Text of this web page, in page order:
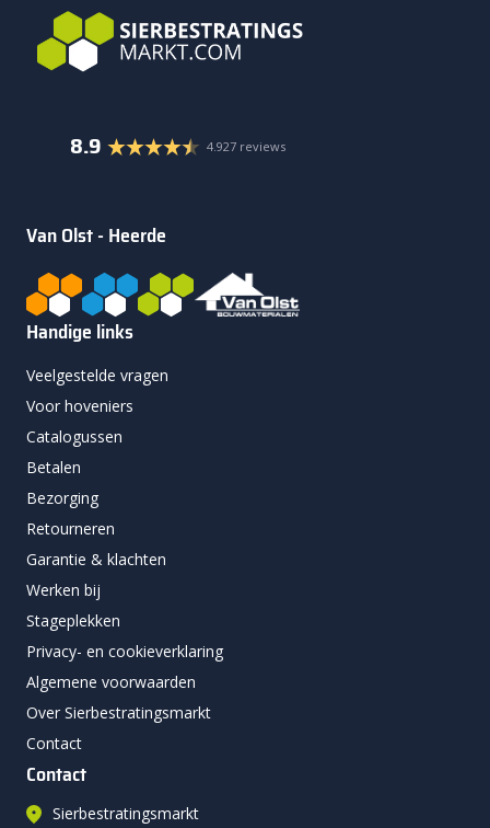
8.9 4.927 reviews
Van Olst - Heerde
Handige links
Veelgestelde vragen
Voor hoveniers
Catalogussen
Betalen
Bezorging
Retourneren
Garantie & klachten
Werken bij
Stageplekken
Privacy- en cookieverklaring
Algemene voorwaarden
Over Sierbestratingsmarkt
Contact
Contact
Sierbestratingsmarkt